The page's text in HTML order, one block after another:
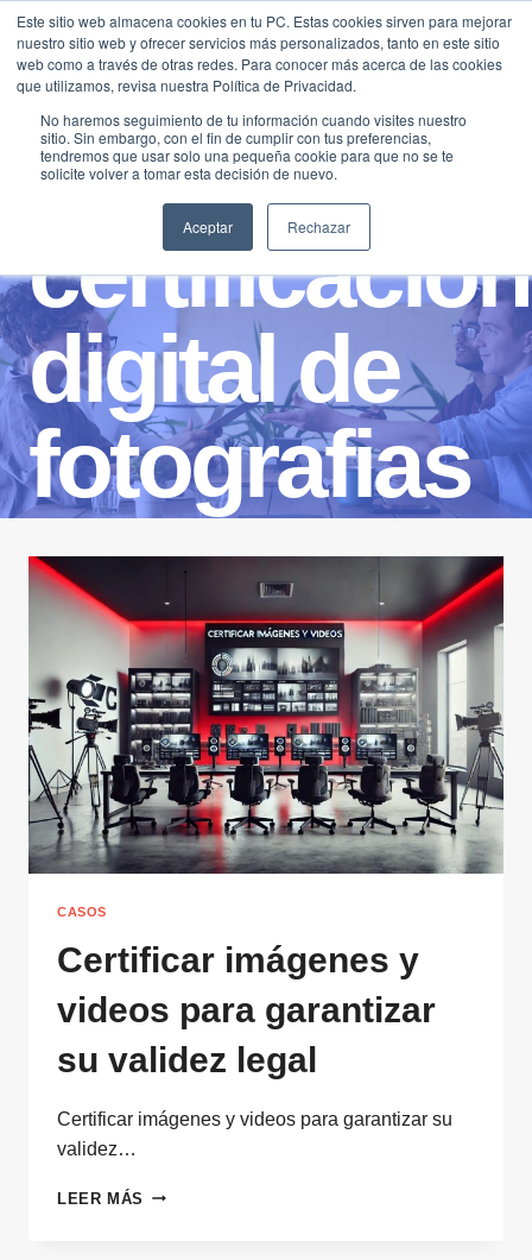
Este sitio web almacena cookies en tu PC. Estas cookies sirven para mejorar
nuestro sitio web y ofrecer servicios más personalizados, tanto en este sitio
web como a través de otras redes. Para conocer más acerca de las cookies
que utilizamos, revisa nuestra Política de Privacidad.
No haremos seguimiento de tu información cuando visites nuestro
sitio. Sin embargo, con el fin de cumplir con tus preferencias,
tendremos que usar solo una pequeña cookie para que no se te
solicite volver a tomar esta decisión de nuevo.
Aceptar Rechazar
Saltar
contenido
certificacion
digital de
fotografias
CASOS
Certificar imágenes y
videos para garantizar
su validez legal
Certificar imágenes y videos para garantizar su
validez…
LEER MÁS CERTIFICAR
Traducir »